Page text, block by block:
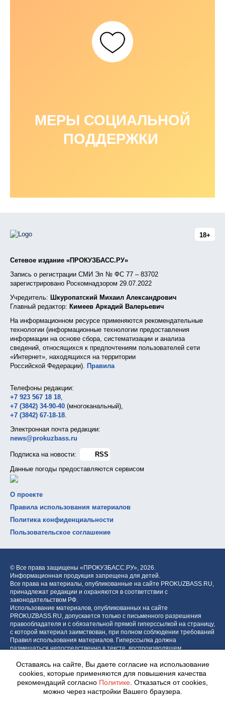
МЕРЫ СОЦИАЛЬНОЙ
ПОДДЕРЖКИ
18+
Сетевое издание «ПРОКУЗБАСС.РУ»
Запись о регистрации СМИ Эл № ФС 77 – 83702
зарегистрировано Роскомнадзором 29.07.2022
Учредитель: Шкуропатский Михаил Александрович
Главный редактор: Кимеев Аркадий Валерьевич
На информационном ресурсе применяются рекомендательные
технологии (информационные технологии предоставления
информации на основе сбора, систематизации и анализа
сведений, относящихся к предпочтениям пользователей сети
«Интернет», находящихся на территории
Российской Федерации). Правила
Телефоны редакции:
+7 923 567 18 18,
+7 (3842) 34-90-40 (многоканальный),
+7 (3842) 67-18-18.
Электронная почта редакции:
news@prokuzbass.ru
Подписка на новости:
RSS
Данные погоды предоставляются сервисом
О проекте
Правила использования материалов
Политика конфиденциальности
Пользовательское соглашение
© Все права защищены «ПРОКУЗБАСС.РУ», 2026.
Информационная продукция запрещена для детей.
Все права на материалы, опубликованные на сайте PROKUZBASS.RU,
принадлежат редакции и охраняются в соответствии с
законодательством РФ.
Использование материалов, опубликованных на сайте
PROKUZBASS.RU, допускается только с письменного разрешения
правообладателя и с обязательной прямой гиперссылкой на страницу,
с которой материал заимствован, при полном соблюдении требований
Правил использования материалов. Гиперссылка должна
размещаться непосредственно в тексте, воспроизводящем
блока.
Оставаясь на сайте, Вы даете согласие на использование
cookies, которые применяются для повышения качества
рекомендаций согласно Политике . Отказаться от cookies,
можно через настройки Вашего браузера.